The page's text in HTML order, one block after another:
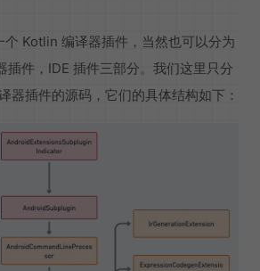
个 Kotlin 编译器插件，当然也可以分为
插件，IDE 插件三部分。我们这里只分
器插件的源码，它们的具体结构如下：